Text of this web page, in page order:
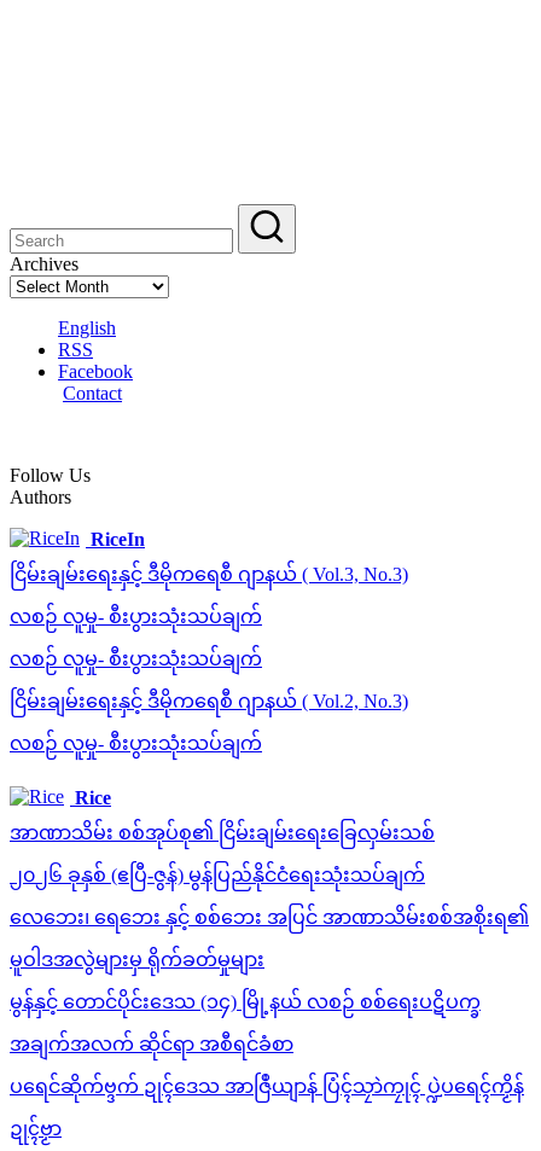
Archives
English
RSS
Facebook
Contact
Follow Us
Authors
RiceIn
ငြိမ်းချမ်းရေးနှင့် ဒီမိုကရေစီ ဂျာနယ် ( Vol.3, No.3)
လစဉ် လူမှု- စီးပွားသုံးသပ်ချက်
လစဉ် လူမှု- စီးပွားသုံးသပ်ချက်
ငြိမ်းချမ်းရေးနှင့် ဒီမိုကရေစီ ဂျာနယ် ( Vol.2, No.3)
လစဉ် လူမှု- စီးပွားသုံးသပ်ချက်
Rice
အာဏာသိမ်း စစ်အုပ်စု၏ ငြိမ်းချမ်းရေးခြေလှမ်းသစ်
၂၀၂၆ ခုနှစ် (ဧပြီ-ဇွန်) မွန်ပြည်နိုင်ငံရေးသုံးသပ်ချက်
လေဘေး၊ ရေဘေး နှင့် စစ်ဘေး အပြင် အာဏာသိမ်းစစ်အစိုးရ၏
မူဝါဒအလွဲများမှ ရိုက်ခတ်မှုများ
မွန်နှင့် တောင်ပိုင်းဒေသ (၁၄) မြို့နယ် လစဉ် စစ်ရေးပဋိပက္ခ
အချက်အလက် ဆိုင်ရာ အစီရင်ခံစာ
ပရေင်ဆိုက်ဗ္ဒက် ဍုၚ်ဒေသ အာဇြဳယျာန် ပြံၚ်သၠာဲကၠုၚ် ပ္ဍဲပရေၚ်ကၟိန်
ဍုၚ်ဗၟာ